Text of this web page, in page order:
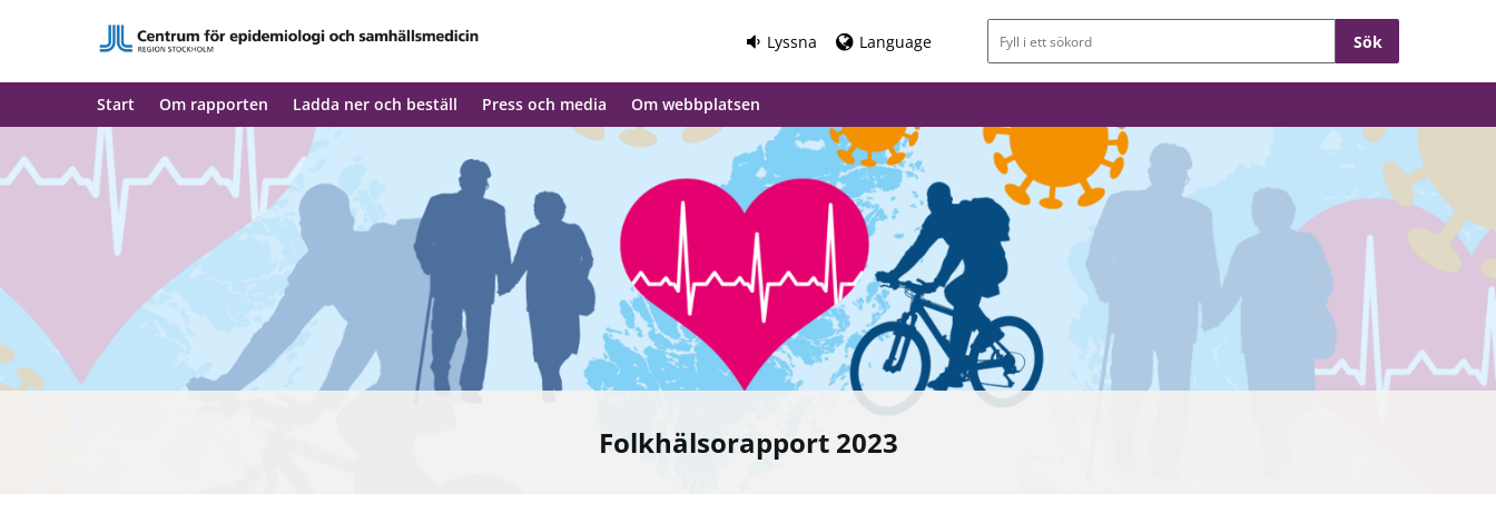
Lyssna Language Sökfält
Start Om rapporten Ladda ner och beställ Press och media Om webbplatsen
Folkhälsorapport 2023